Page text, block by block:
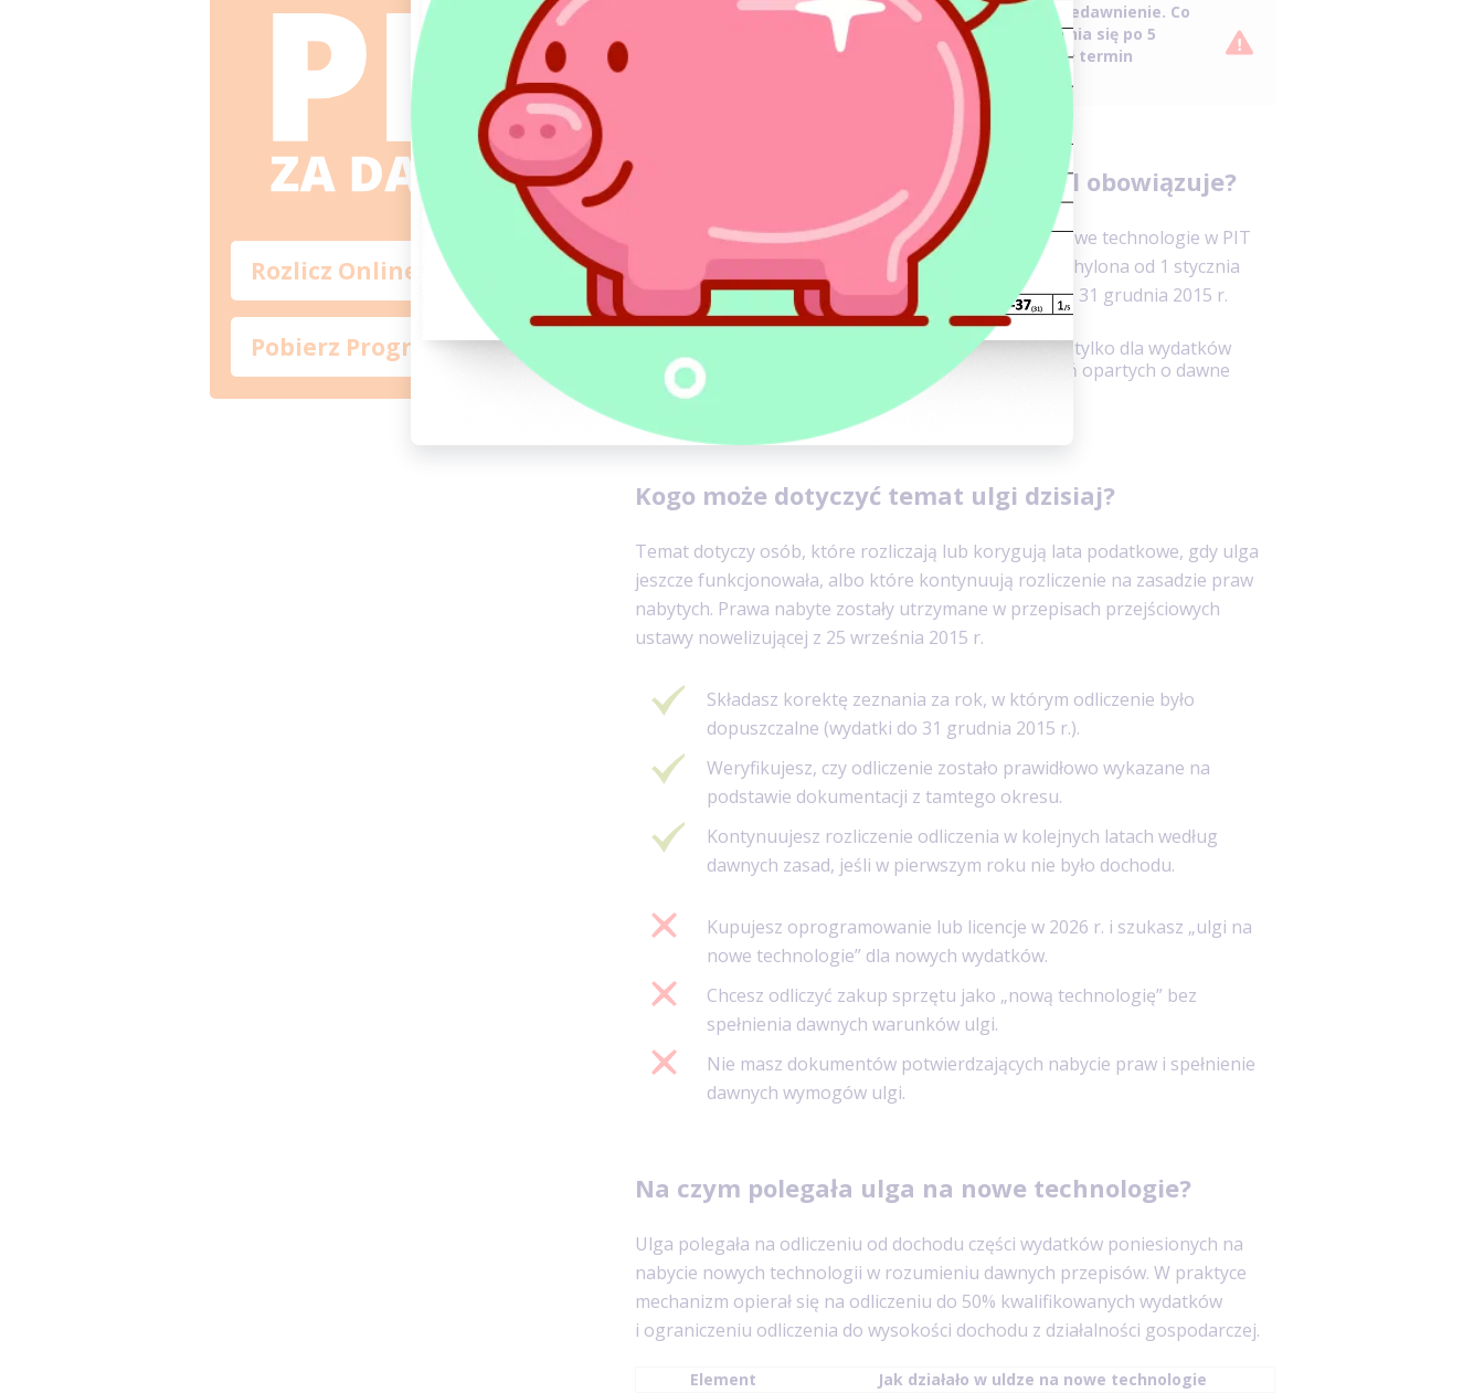
Przy korektach starych rozliczeń sprawdź przedawnienie. Co
do zasady zobowiązanie podatkowe przedawnia się po 5
latach, licząc od końca roku, w którym upłynął termin
Czy ulga na nowe technologie nadal obowiązuje?
Nie obowiązuje w bieżących rozliczeniach. Ulga na nowe technologie w PIT
była uregulowana w art. 26c ustawy o PIT i została uchylona od 1 stycznia
2016 r., więc nie obejmuje wydatków poniesionych po 31 grudnia 2015 r.
Ulga na nowe technologie ma dziś znaczenie tylko dla wydatków
poniesionych do 31 grudnia 2015 r. i rozliczeń opartych o dawne
przepisy oraz prawa nabyte.
Kogo może dotyczyć temat ulgi dzisiaj?
Temat dotyczy osób, które rozliczają lub korygują lata podatkowe, gdy ulga
jeszcze funkcjonowała, albo które kontynuują rozliczenie na zasadzie praw
nabytych. Prawa nabyte zostały utrzymane w przepisach przejściowych
ustawy nowelizującej z 25 września 2015 r.
Składasz korektę zeznania za rok, w którym odliczenie było
dopuszczalne (wydatki do 31 grudnia 2015 r.).
Weryfikujesz, czy odliczenie zostało prawidłowo wykazane na
podstawie dokumentacji z tamtego okresu.
Kontynuujesz rozliczenie odliczenia w kolejnych latach według
dawnych zasad, jeśli w pierwszym roku nie było dochodu.
Kupujesz oprogramowanie lub licencje w 2026 r. i szukasz „ulgi na
nowe technologie” dla nowych wydatków.
Chcesz odliczyć zakup sprzętu jako „nową technologię” bez
spełnienia dawnych warunków ulgi.
Nie masz dokumentów potwierdzających nabycie praw i spełnienie
dawnych wymogów ulgi.
Na czym polegała ulga na nowe technologie?
Ulga polegała na odliczeniu od dochodu części wydatków poniesionych na
nabycie nowych technologii w rozumieniu dawnych przepisów. W praktyce
mechanizm opierał się na odliczeniu do 50% kwalifikowanych wydatków
i ograniczeniu odliczenia do wysokości dochodu z działalności gospodarczej.
Element Jak działało w uldze na nowe technologie
Rozlicz Online
Pobierz Program